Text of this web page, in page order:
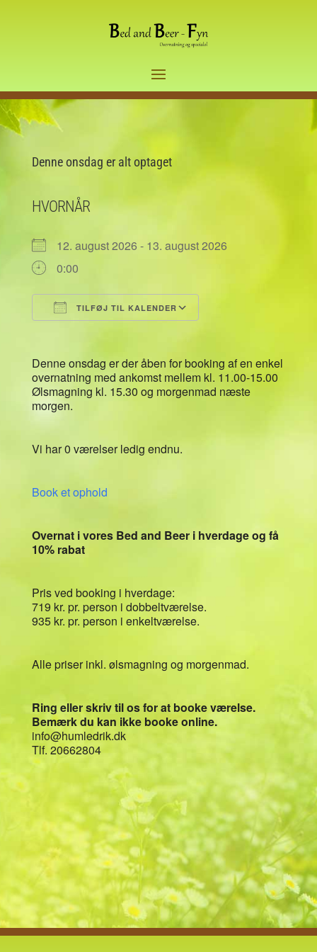
Denne onsdag er alt optaget
HVORNÅR
12. august 2026 - 13. august 2026
0:00
TILFØJ TIL KALENDER
Denne onsdag er der åben for booking af en enkel
overnatning med ankomst mellem kl. 11.00-15.00
Ølsmagning kl. 15.30 og morgenmad næste
morgen.
Vi har 0 værelser ledig endnu.
Book et ophold
Overnat i vores Bed and Beer i hverdage og få
10% rabat
Pris ved booking i hverdage:
719 kr. pr. person i dobbeltværelse.
935 kr. pr. person i enkeltværelse.
Alle priser inkl. ølsmagning og morgenmad.
Ring eller skriv til os for at booke værelse.
Bemærk du kan ikke booke online.
info@humledrik.dk
Tlf. 20662804